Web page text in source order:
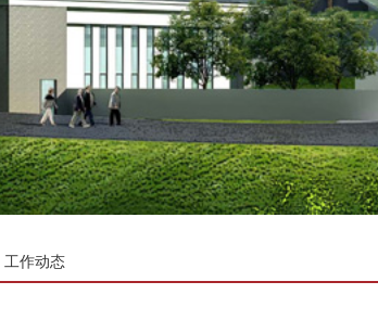
工作动态